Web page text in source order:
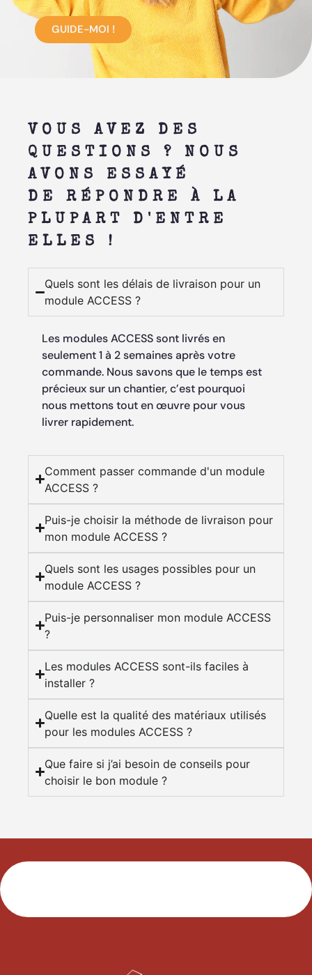
GUIDE-MOI !
VOUS AVEZ DES
QUESTIONS ? NOUS
AVONS ESSAYÉ
DE RÉPONDRE À LA
PLUPART D'ENTRE
ELLES !
Quels sont les délais de livraison pour un
module ACCESS ?
Les modules ACCESS sont livrés en
seulement 1 à 2 semaines après votre
commande. Nous savons que le temps est
précieux sur un chantier, c’est pourquoi
nous mettons tout en œuvre pour vous
livrer rapidement.
Comment passer commande d'un module
ACCESS ?
Puis-je choisir la méthode de livraison pour
mon module ACCESS ?
Quels sont les usages possibles pour un
module ACCESS ?
Puis-je personnaliser mon module ACCESS
?
Les modules ACCESS sont-ils faciles à
installer ?
Quelle est la qualité des matériaux utilisés
pour les modules ACCESS ?
Que faire si j’ai besoin de conseils pour
choisir le bon module ?